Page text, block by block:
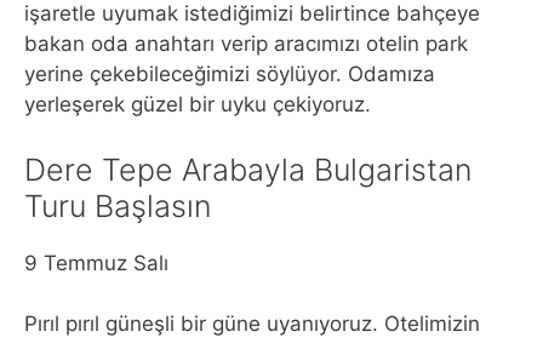
işaretle uyumak istediğimizi belirtince bahçeye
bakan oda anahtarı verip aracımızı otelin park
yerine çekebileceğimizi söylüyor. Odamıza
yerleşerek güzel bir uyku çekiyoruz.
Dere Tepe Arabayla Bulgaristan
Turu Başlasın
9 Temmuz Salı
Pırıl pırıl güneşli bir güne uyanıyoruz. Otelimizin